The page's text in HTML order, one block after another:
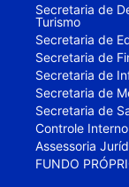
Secretaria de
Turismo
Secretaria de
Secretaria de
Secretaria de
Secretaria de
Secretaria de
Controle Interno
Assessoria
FUNDO